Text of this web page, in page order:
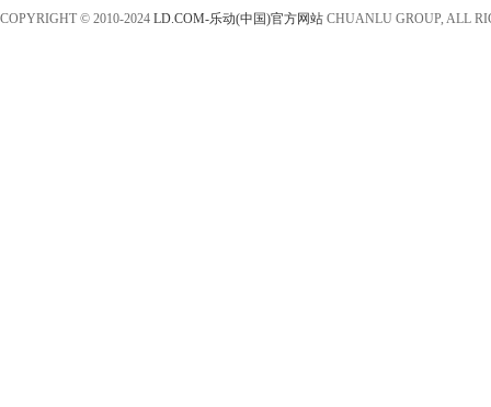
COPYRIGHT © 2010-2024 LD.COM-乐动(中国)官方网站 CHUANLU GROUP, ALL